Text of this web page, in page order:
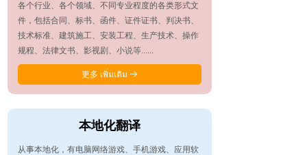
各个行业、各个领域、不同专业程度的各类形式文
件，包括合同、标书、函件、证件证书、判决书、
技术标准、建筑施工、安装工程、生产技术、操作
规程、法律文书、影视剧、小说等......
更多 เพิ่มเติม 뀠
本地化翻译
从事本地化，有电脑网络游戏、手机游戏、应用软